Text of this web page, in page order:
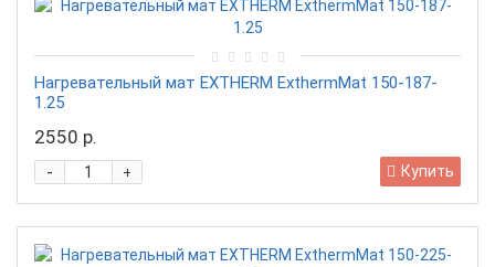
Нагревательный мат EXTHERM ExthermMat 150-187-
1.25
2550 р.
+
- Купить